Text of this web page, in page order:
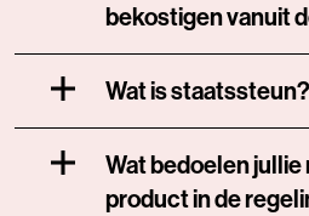
bekostigen vanuit
Wat is staatssteun?
Wat bedoelen
product in de